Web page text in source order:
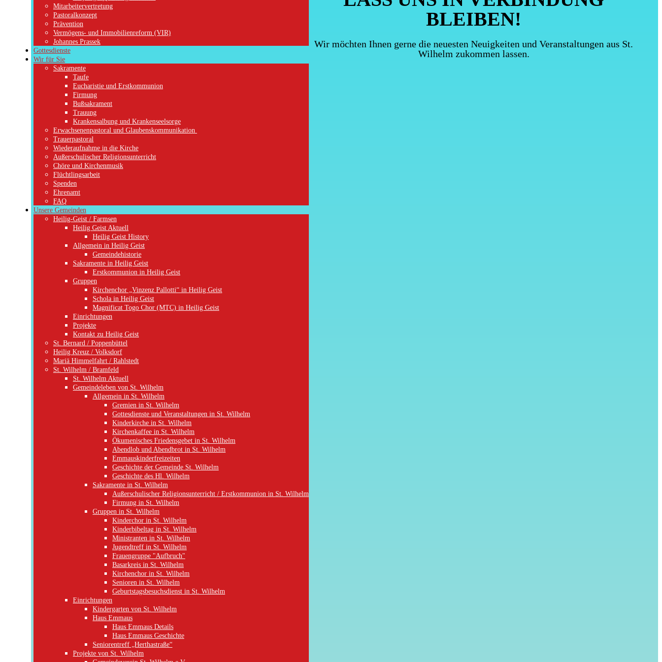
Mitarbeitervertretung
Pastoralkonzept
Prävention
Vermögens- und Immobilienreform (VIR)
Johannes Prassek
Gottesdienste
Wir für Sie
Sakramente
Taufe
Eucharistie und Erstkommunion
Firmung
Bußsakrament
Trauung
Krankensalbung und Krankenseelsorge
Erwachsenenpastoral und Glaubenskommunikation
Trauerpastoral
Wiederaufnahme in die Kirche
Außerschulischer Religionsunterricht
Chöre und Kirchenmusik
Flüchtlingsarbeit
Spenden
Ehrenamt
FAQ
Unsere Gemeinden
Heilig-Geist / Farmsen
Heilig Geist Aktuell
Heilig Geist History
Allgemein in Heilig Geist
Gemeindehistorie
Sakramente in Heilig Geist
Erstkommunion in Heilig Geist
Gruppen
Kirchenchor „Vinzenz Pallotti“ in Heilig Geist
Schola in Heilig Geist
Magnificat Togo Chor (MTC) in Heilig Geist
Einrichtungen
Projekte
Kontakt zu Heilig Geist
St. Bernard / Poppenbüttel
Heilig Kreuz / Volksdorf
Mariä Himmelfahrt / Rahlstedt
St. Wilhelm / Bramfeld
St. Wilhelm Aktuell
Gemeindeleben von St. Wilhelm
Allgemein in St. Wilhelm
Gremien in St. Wilhelm
Gottesdienste und Veranstaltungen in St. Wilhelm
Kinderkirche in St. Wilhelm
Kirchenkaffee in St. Wilhelm
Ökumenisches Friedensgebet in St. Wilhelm
Abendlob und Abendbrot in St. Wilhelm
Emmauskinderfreizeiten
Geschichte der Gemeinde St. Wilhelm
Geschichte des Hl. Wilhelm
Sakramente in St. Wilhelm
Außerschulischer Religionsunterricht / Erstkommunion in St. Wilhelm
Firmung in St. Wilhelm
Gruppen in St. Wilhelm
Kinderchor in St. Wilhelm
Kinderbibeltag in St. Wilhelm
Ministranten in St. Wilhelm
Jugendtreff in St. Wilhelm
Frauengruppe "Aufbruch"
Basarkreis in St. Wilhelm
Kirchenchor in St. Wilhelm
Senioren in St. Wilhelm
Geburtstagsbesuchsdienst in St. Wilhelm
Einrichtungen
Kindergarten von St. Wilhelm
Haus Emmaus
Haus Emmaus Details
Haus Emmaus Geschichte
Seniorentreff „Herthastraße“
Projekte von St. Wilhelm
BLEIBEN!
Wir möchten Ihnen gerne die neuesten Neuigkeiten und Veranstaltungen aus St.
Wilhelm zukommen lassen.